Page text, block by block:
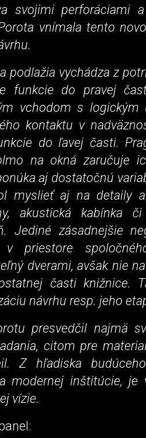
svojimi perforáciami
vnímala tento
podlažia vychádza z
funkcie do pravej
vchodom s
kontaktu v
do ľavej časti.
na okná zaručuje
aj dostatočnú
myslieť aj na detaily
akustická kabínka
Jediné zásadnejšie
v priestore
dverami, avšak nie
časti knižnice.
návrhu resp. jeho
presvedčil najmä
citom pre
Z hľadiska
modernej inštitúcie, je
vízie.